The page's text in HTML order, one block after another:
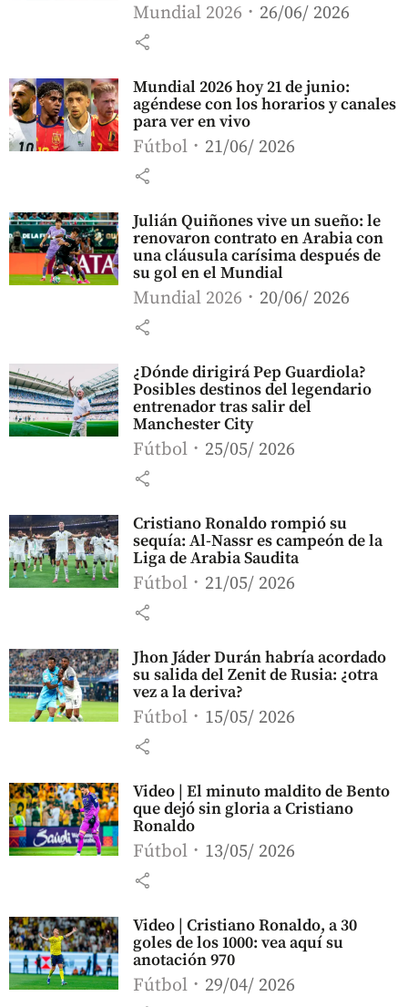
Mundial 2026 26/06/ 2026
share
Mundial 2026 hoy 21 de junio:
agéndese con los horarios y canales
para ver en vivo
Fútbol 21/06/ 2026
share
Julián Quiñones vive un sueño: le
renovaron contrato en Arabia con
una cláusula carísima después de
su gol en el Mundial
Mundial 2026 20/06/ 2026
share
¿Dónde dirigirá Pep Guardiola?
Posibles destinos del legendario
entrenador tras salir del
Manchester City
Fútbol 25/05/ 2026
share
Cristiano Ronaldo rompió su
sequía: Al-Nassr es campeón de la
Liga de Arabia Saudita
Fútbol 21/05/ 2026
share
Jhon Jáder Durán habría acordado
su salida del Zenit de Rusia: ¿otra
vez a la deriva?
Fútbol 15/05/ 2026
share
Video | El minuto maldito de Bento
que dejó sin gloria a Cristiano
Ronaldo
Fútbol 13/05/ 2026
share
Video | Cristiano Ronaldo, a 30
goles de los 1000: vea aquí su
anotación 970
Fútbol 29/04/ 2026